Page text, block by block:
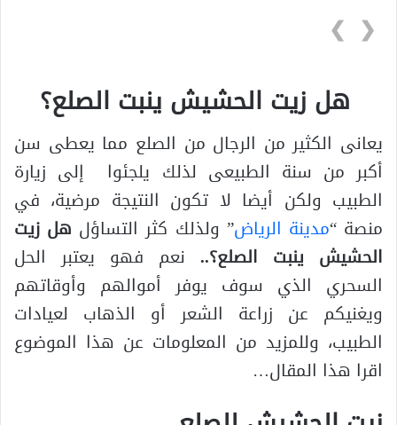
❮
❯
هل زيت الحشيش ينبت الصلع؟
يعانى الكثير من الرجال من الصلع مما يعطى سن
أكبر من سنة الطبيعى لذلك يلجئوا إلى زيارة
الطبيب ولكن أيضا لا تكون النتيجة مرضية، في
منصة “مدينة الرياض” ولذلك كثر التساؤل هل زيت
الحشيش ينبت الصلع؟.. نعم فهو يعتبر الحل
السحري الذي سوف يوفر أموالهم وأوقاتهم
ويغنيكم عن زراعة الشعر أو الذهاب لعيادات
الطبيب، وللمزيد من المعلومات عن هذا الموضوع
اقرا هذا المقال…